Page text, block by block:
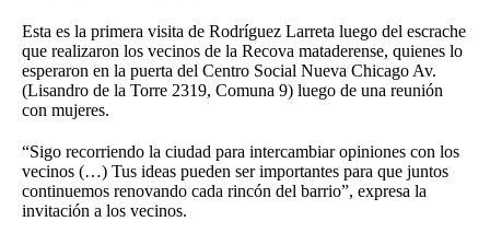
Esta es la primera visita de Rodríguez Larreta luego del escrache
que realizaron los vecinos de la Recova mataderense, quienes lo
esperaron en la puerta del Centro Social Nueva Chicago Av.
(Lisandro de la Torre 2319, Comuna 9) luego de una reunión
con mujeres.
“Sigo recorriendo la ciudad para intercambiar opiniones con los
vecinos (…) Tus ideas pueden ser importantes para que juntos
continuemos renovando cada rincón del barrio”, expresa la
invitación a los vecinos.